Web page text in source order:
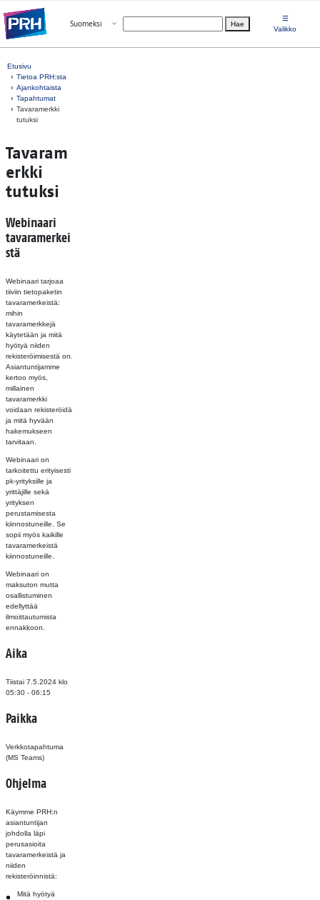
Valitse kieli
Suomeksi Avaa valikko Hae
☰
Valikko
Etusivu
Tietoa PRH:sta
Ajankohtaista
Tapahtumat
Tavaramerkki
tutuksi
Tavaram
erkki
tutuksi
Webinaari
tavaramerkei
stä
Webinaari tarjoaa
tiiviin tietopaketin
tavaramerkeistä:
mihin
tavaramerkkejä
käytetään ja mitä
hyötyä niiden
rekisteröimisestä on.
Asiantuntijamme
kertoo myös,
millainen
tavaramerkki
voidaan rekisteröidä
ja mitä hyvään
hakemukseen
tarvitaan.
Webinaari on
tarkoitettu erityisesti
pk-yrityksille ja
yrittäjille sekä
yrityksen
perustamisesta
kiinnostuneille. Se
sopii myös kaikille
tavaramerkeistä
kiinnostuneille.
Webinaari on
maksuton mutta
osallistuminen
edellyttää
ilmoittautumista
ennakkoon.
Aika
Tiistai 7.5.2024klo
05:30 - 06:15
Paikka
Verkkotapahtuma
(MS Teams)
Ohjelma
Käymme PRH:n
asiantuntijan
johdolla läpi
perusasioita
tavaramerkeistä ja
niiden
rekisteröinnistä:
Mitä hyötyä